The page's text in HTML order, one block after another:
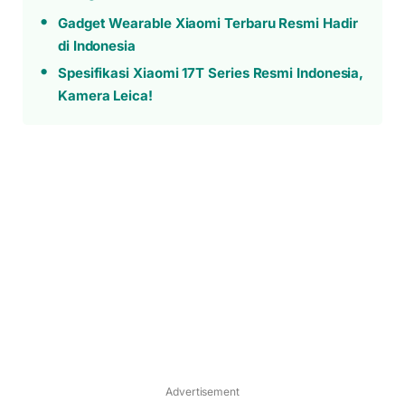
Gadget Wearable Xiaomi Terbaru Resmi Hadir
di Indonesia
Spesifikasi Xiaomi 17T Series Resmi Indonesia,
Kamera Leica!
Advertisement